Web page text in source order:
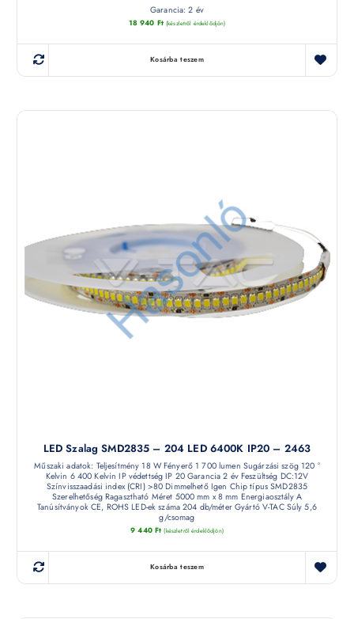
Garancia: 2 év
18 940 Ft (készletről érdeklődjön)
Kosárba teszem
LED Szalag SMD2835 – 204 LED 6400K IP20 – 2463
Műszaki adatok: Teljesítmény 18 W Fényerő 1 700 lumen Sugárzási szög 120 °
Kelvin 6 400 Kelvin IP védettség IP 20 Garancia 2 év Feszültség DC:12V
Színvisszaadási index (CRI) >80 Dimmelhető Igen Chip típus SMD2835
Szerelhetőség Ragasztható Méret 5000 mm x 8 mm Energiaosztály A
Tanúsítványok CE, ROHS LED-ek száma 204 db/méter Gyártó V-TAC Súly 5,6
g/csomag
9 440 Ft (készletről érdeklődjön)
Kosárba teszem